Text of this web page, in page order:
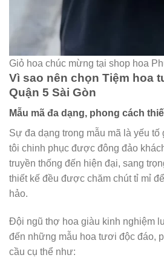
Giỏ hoa chúc mừng tại shop hoa
Vì sao nên chọn Tiệm hoa
Quận 5 Sài Gòn
Mẫu mã đa dạng, phong cách
Sự đa dạng trong mẫu mã là yếu
tôi chinh phục được đông đảo
truyền thống đến hiện đại, sang
thiết kế đều được chăm chút tỉ mỉ
hảo.
Đội ngũ thợ hoa giàu kinh nghiệm
đến những mẫu hoa tươi độc đáo,
cầu cụ thể như: